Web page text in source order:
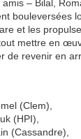
amis – Bilal,
bouleversées
et les
mettre en
de revenir en
(Clem),
(HPI),
(Cassandre),